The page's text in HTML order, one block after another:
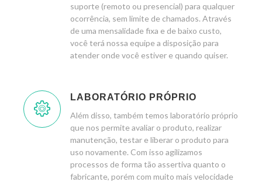
suporte (remoto ou presencial) para qualquer
ocorrência, sem limite de chamados. Através
de uma mensalidade fixa e de baixo custo,
você terá nossa equipe a disposição para
atender onde você estiver e quando quiser.
LABORATÓRIO PRÓPRIO
Além disso, também temos laboratório próprio
que nos permite avaliar o produto, realizar
manutenção, testar e liberar o produto para
uso novamente. Com isso agilizamos
processos de forma tão assertiva quanto o
fabricante, porém com muito mais velocidade